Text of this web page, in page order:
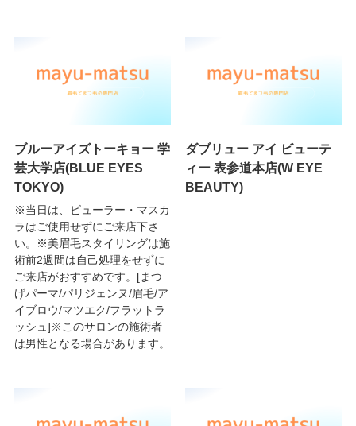
ブルーアイズトーキョー 学
芸大学店(BLUE EYES
TOKYO)
※当日は、ビューラー・マスカ
ラはご使用せずにご来店下さ
い。※美眉毛スタイリングは施
術前2週間は自己処理をせずに
ご来店がおすすめです。[まつ
げパーマ/パリジェンヌ/眉毛/ア
イブロウ/マツエク/フラットラ
ッシュ]※このサロンの施術者
は男性となる場合があります。
ダブリュー アイ ビューテ
ィー 表参道本店(W EYE
BEAUTY)